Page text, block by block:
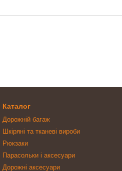
Каталог
Дорожній багаж
Шкіряні та тканеві вироби
Рюкзаки
Парасольки і аксесуари
Дорожні аксесуари